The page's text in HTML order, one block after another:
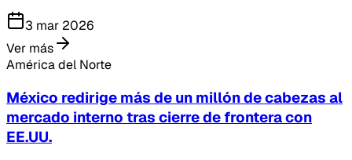
3 mar 2026
Ver más
América del Norte
México redirige más de un millón de cabezas al
mercado interno tras cierre de frontera con
EE.UU.